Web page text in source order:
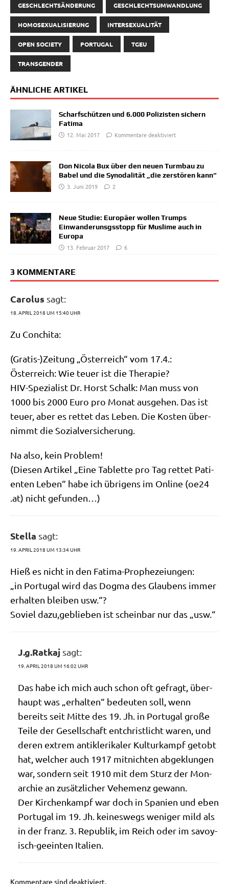
GESCHLECHTSÄNDERUNG GESCHLECHTSUMWANDLUNG
HOMOSEXUALISIERUNG INTERSEXUALITÄT
OPEN SOCIETY PORTUGAL TGEU
TRANSGENDER
ÄHNLICHE ARTIKEL
Scharfschützen und 6.000 Polizisten sichern
Fatima
12. Mai 2017
Kommentare deaktiviert
Don Nicola Bux über den neuen Turmbau zu
Babel und die Synodalität „die zerstören kann“
3. Juni 2019
2
Neue Studie: Europäer wollen Trumps
Einwanderunsgsstopp für Muslime auch in
Europa
13. Februar 2017
6
3 KOMMENTARE
Carolus sagt:
18. APRIL 2018 UM 15:40 UHR
Zu Con­chi­ta:
(Gratis-)Zeitung „Öster­reich“ vom 17.4.:
Öster­reich: Wie teu­er ist die Therapie?
HIV-Spe­zia­list Dr. Horst Schalk: Man muss von
1000 bis 2000 Euro pro Monat aus­ge­hen. Das ist
teu­er, aber es ret­tet das Leben. Die Kosten über­
nimmt die Sozialversicherung.
Na also, kein Problem!
(Die­sen Arti­kel „Eine Tablet­te pro Tag ret­tet Pati­
en­ten Leben“ habe ich übri­gens im Online (oe24​
.at) nicht gefunden…)
Stella sagt:
19. APRIL 2018 UM 13:34 UHR
Hieß es nicht in den Fatima-Prophezeiungen:
„in Por­tu­gal wird das Dog­ma des Glau­bens immer
erhal­ten blei­ben usw.“?
Soviel dazu,geblieben ist schein­bar nur das „usw.“
J.g.Ratkaj sagt:
19. APRIL 2018 UM 16:02 UHR
Das habe ich mich auch schon oft gefragt, über­
haupt was „erhal­ten“ bedeu­ten soll, wenn
bereits seit Mit­te des 19. Jh. in Por­tu­gal gro­ße
Tei­le der Gesell­schaft ent­christ­licht waren, und
deren extrem anti­kle­ri­ka­ler Kul­tur­kampf getobt
hat, wel­cher auch 1917 mit­nich­ten abge­klun­gen
war, son­dern seit 1910 mit dem Sturz der Mon­
ar­chie an zusätz­li­cher Vehe­menz gewann.
Der Kir­chen­kampf war doch in Spa­ni­en und eben
Por­tu­gal im 19. Jh. kei­nes­wegs weni­ger mild als
in der franz. 3. Repu­blik, im Reich oder im savoy­
isch-geein­ten Italien.
Kommentare sind deaktiviert.